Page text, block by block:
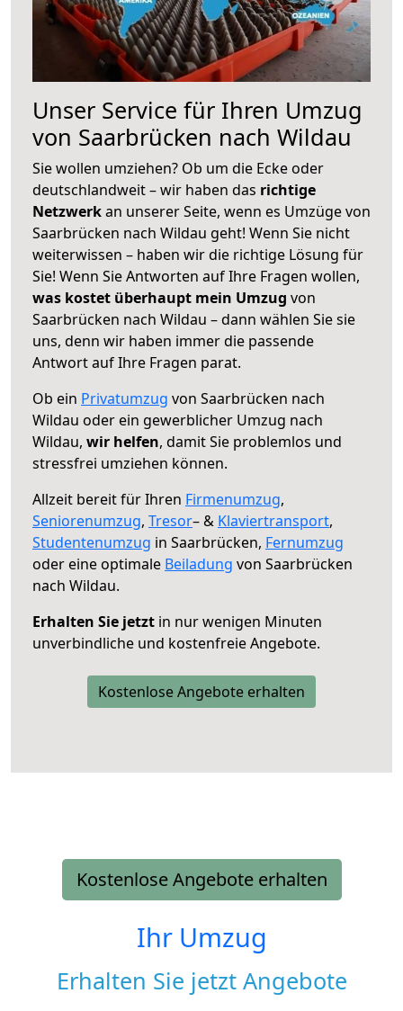
Unser Service für Ihren Umzug
von Saarbrücken nach Wildau
Sie wollen umziehen? Ob um die Ecke oder
deutschlandweit – wir haben das richtige
Netzwerkan unserer Seite, wenn es Umzüge von
Saarbrücken nach Wildau geht! Wenn Sie nicht
weiterwissen – haben wir die richtige Lösung für
Sie! Wenn Sie Antworten auf Ihre Fragen wollen,
was kostet überhaupt mein Umzug von
Saarbrücken nach Wildau – dann wählen Sie sie
uns, denn wir haben immer die passende
Antwort auf Ihre Fragen parat.
Ob ein Privatumzug von Saarbrücken nach
Wildau oder ein gewerblicher Umzug nach
Wildau, wir helfen, damit Sie problemlos und
stressfrei umziehen können.
Allzeit bereit für Ihren Firmenumzug,
Seniorenumzug, Tresor– & Klaviertransport,
Studentenumzug in Saarbrücken, Fernumzug
oder eine optimale Beiladung von Saarbrücken
nach Wildau.
Erhalten Sie jetzt in nur wenigen Minuten
unverbindliche und kostenfreie Angebote.
Kostenlose Angebote erhalten
Kostenlose Angebote erhalten
Ihr Umzug
Erhalten Sie jetzt Angebote